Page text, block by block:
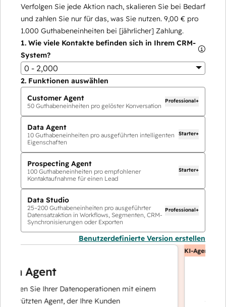
Verfolgen Sie jede Aktion nach, skalieren Sie bei Bedarf
und zahlen Sie nur für das, was Sie nutzen. 9,00 € pro
1.000 Guthabeneinheiten bei [jährlicher] Zahlung.
1. Wie viele Kontakte befinden sich in Ihrem CRM-
System?
0 - 2,000
2. Funktionen auswählen
Customer Agent
50 Guthabeneinheiten pro gelöster Konversation
Professional+
Data Agent
10 Guthabeneinheiten pro ausgeführten intelligenten
Eigenschaften
Starter+
Prospecting Agent
100 Guthabeneinheiten pro empfohlener
Kontaktaufnahme für einen Lead
Starter+
Data Studio
25–200 Guthabeneinheiten pro ausgeführter
Datensatzaktion in Workflows, Segmenten, CRM-
Synchronisierungen oder Exporten
Professional+
Benutzerdefinierte Version erstellen
Agent
Sie Ihrer Datenoperationen mit einem
Agent, der Ihre Kunden
KI-Agents
– und